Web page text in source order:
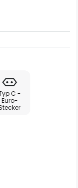
C -
Euro-